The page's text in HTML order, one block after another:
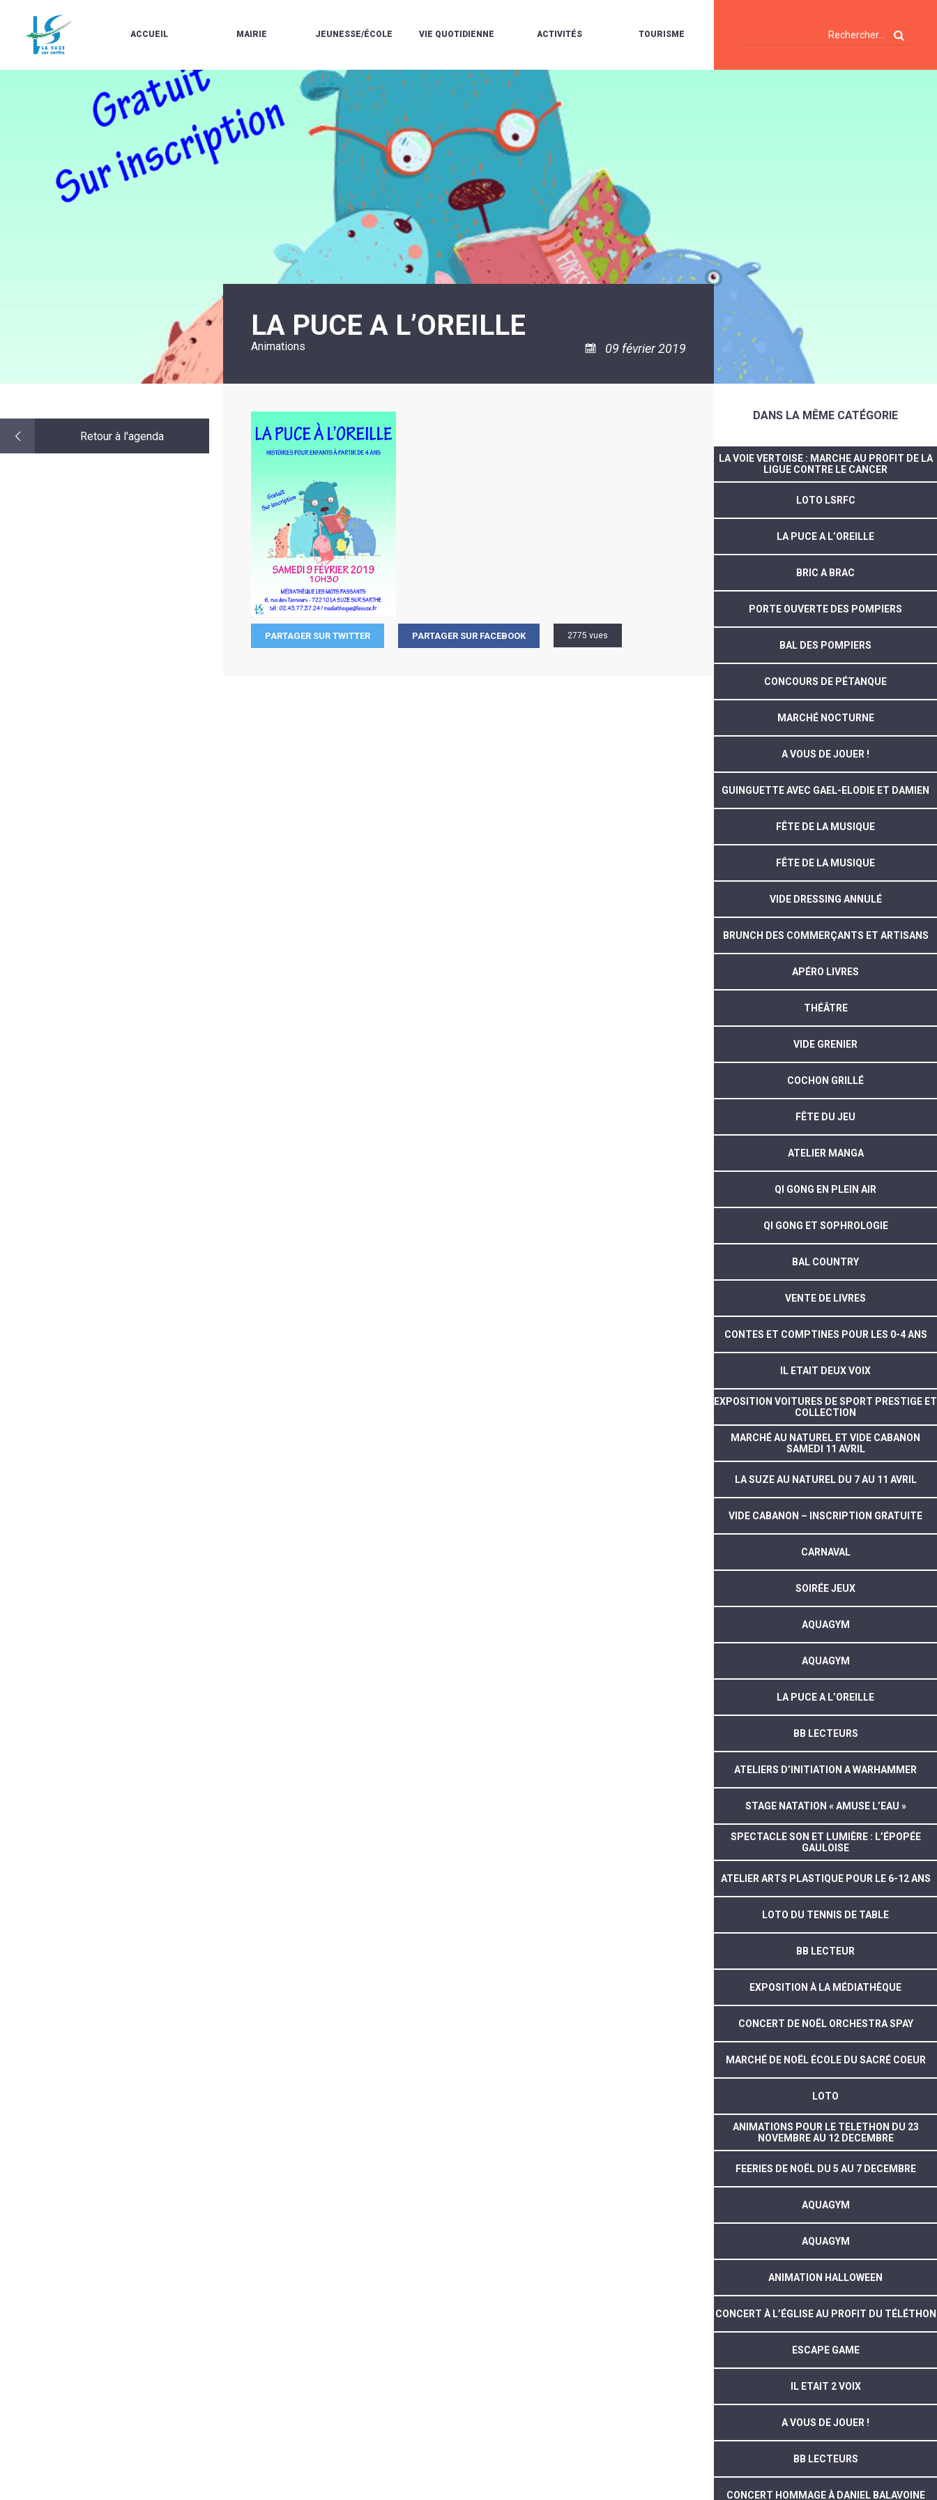
ACCUEIL
MARCHÉ
À
PROPOS
DE
BULLETINS
EN
LIGNE
MAIRIE
LES
ÉLUS
HORAIRES
URBANISME/PLU
EN
LIGNE
CARTES
DU
MAIRE
LE
JEUNESSE/ÉCOLE
L'ACCUEIL
DE
LOISIRS
PÉRISCOLAIRE
/
LES
MERCREDIS
RÉCRÉATIFS
RESTAURANT
SCOLAIRE
ÉCOLES
COLLÈGE
ESPACE
-
ASSOCIATION
LA
VIE QUOTIDIENNE
ESPACE
RÈGLES
DE
VIE
ENVIRONNEMENT
ET
L'ASSAINISSEMENT
LA
RÉSIDENCE
AUTONOMIE
LE
CCAS
LA
SÉCURITÉ
/
RISQUES
ACTIVITÉS
LA
MÉDIATHÈQUE
L'ÉCOLE
COMMUNAUTAIRE
DE
MUSIQUE
L'ÉCOLE
COMMUNAUTAIRE
DE
DANSE
PISCINE
COMMUNAUTAIRE
ASSOCIATIONS
TOURISME
POUR
CAMPING-
CARS
TENTES
ET
CARAVANES
LA
HALTE
FLUVIALE
VENIR
Retour à l'agenda
LA PUCE A L’OREILLE
Animations 09 février 2019
PARTAGER SUR TWITTER PARTAGER SUR FACEBOOK 2775 vues
DANS LA MÊME CATÉGORIE
LA VOIE VERTOISE : MARCHE AU PROFIT DE LA
LIGUE CONTRE LE CANCER
LOTO LSRFC
LA PUCE A L’OREILLE
BRIC A BRAC
PORTE OUVERTE DES POMPIERS
BAL DES POMPIERS
CONCOURS DE PÉTANQUE
MARCHÉ NOCTURNE
A VOUS DE JOUER !
GUINGUETTE AVEC GAEL-ELODIE ET DAMIEN
FÊTE DE LA MUSIQUE
FÊTE DE LA MUSIQUE
VIDE DRESSING ANNULÉ
BRUNCH DES COMMERÇANTS ET ARTISANS
APÉRO LIVRES
THÉÂTRE
VIDE GRENIER
COCHON GRILLÉ
FÊTE DU JEU
ATELIER MANGA
QI GONG EN PLEIN AIR
QI GONG ET SOPHROLOGIE
BAL COUNTRY
VENTE DE LIVRES
CONTES ET COMPTINES POUR LES 0-4 ANS
IL ETAIT DEUX VOIX
EXPOSITION VOITURES DE SPORT PRESTIGE ET
COLLECTION
MARCHÉ AU NATUREL ET VIDE CABANON
SAMEDI 11 AVRIL
LA SUZE AU NATUREL DU 7 AU 11 AVRIL
VIDE CABANON – INSCRIPTION GRATUITE
CARNAVAL
SOIRÉE JEUX
AQUAGYM
AQUAGYM
LA PUCE A L’OREILLE
BB LECTEURS
ATELIERS D’INITIATION A WARHAMMER
STAGE NATATION « AMUSE L’EAU »
SPECTACLE SON ET LUMIÈRE : L’ÉPOPÉE
GAULOISE
ATELIER ARTS PLASTIQUE POUR LE 6-12 ANS
LOTO DU TENNIS DE TABLE
BB LECTEUR
EXPOSITION À LA MÉDIATHÈQUE
CONCERT DE NOËL ORCHESTRA SPAY
MARCHÉ DE NOËL ÉCOLE DU SACRÉ COEUR
LOTO
ANIMATIONS POUR LE TELETHON DU 23
NOVEMBRE AU 12 DECEMBRE
FEERIES DE NOËL DU 5 AU 7 DECEMBRE
AQUAGYM
AQUAGYM
ANIMATION HALLOWEEN
CONCERT À L’ÉGLISE AU PROFIT DU TÉLÉTHON
ESCAPE GAME
IL ETAIT 2 VOIX
A VOUS DE JOUER !
BB LECTEURS
CONCERT HOMMAGE À DANIEL BALAVOINE